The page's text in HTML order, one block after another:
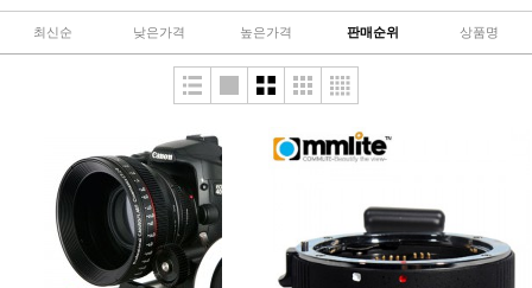
최신순 낮은가격 높은가격 판매순위 상품명